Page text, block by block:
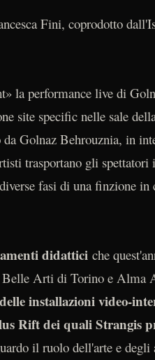
Fini, coprodotto
la performance live di
site specific nelle sale
Golnaz Behrouznia, in
trasportano gli spettatori
fasi di una finzione in
didattici che
Belle Arti di Torino e Alma
installazioni video-
Rift dei quali Strangis
il ruolo dell'arte e